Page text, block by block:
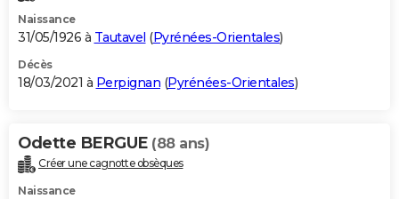
Naissance
31/05/1926 à Tautavel (Pyrénées-Orientales)
Décès
18/03/2021 à Perpignan (Pyrénées-Orientales)
Odette BERGUE (88 ans)
Créer une cagnotte obsèques
Naissance